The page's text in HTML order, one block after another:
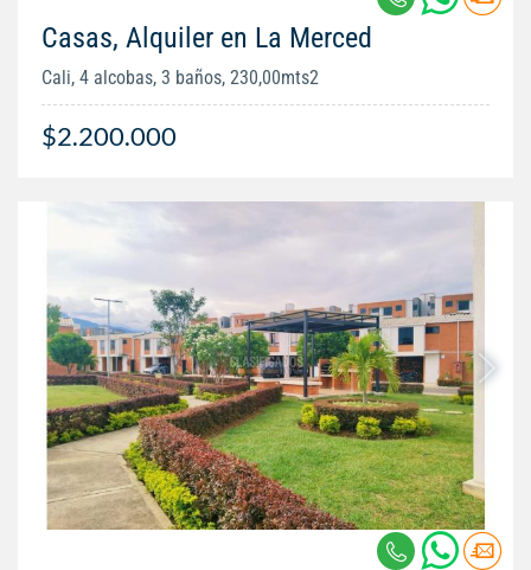
Casas, Alquiler en La Merced
Cali, 4 alcobas, 3 baños, 230,00mts2
$2.200.000